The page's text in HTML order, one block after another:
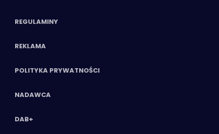
REGULAMINY
REKLAMA
POLITYKA PRYWATNOŚCI
NADAWCA
DAB+